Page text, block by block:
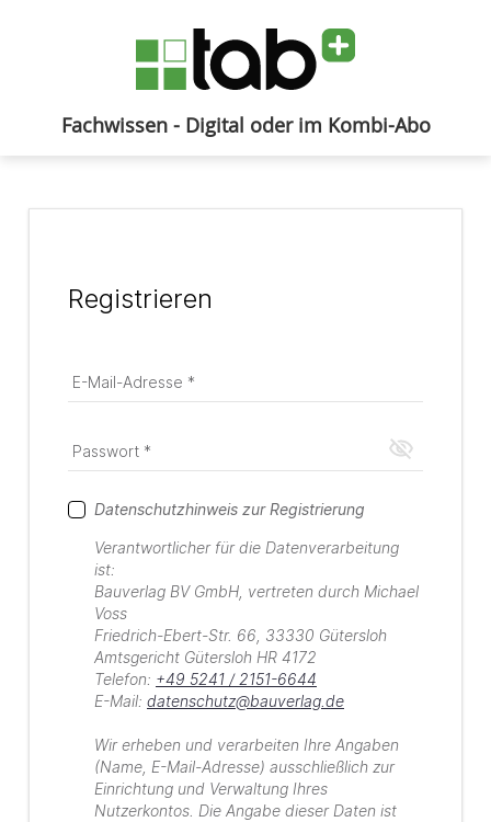
Fachwissen - Digital oder im Kombi-Abo